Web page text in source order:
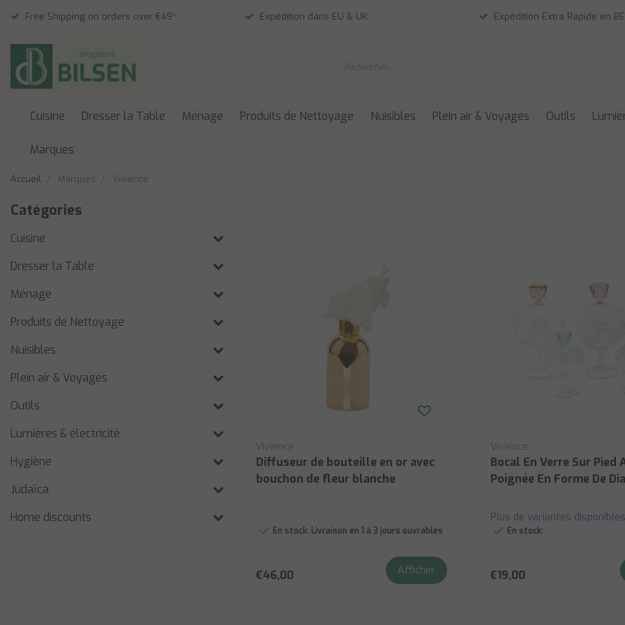
Free Shipping on orders over €49* Expédition dans EU & UK Expédition Extra Rapide en
Cuisine Dresser la Table Ménage Produits de Nettoyage Nuisibles Plein air & Voyages Outils
Marques
Accueil Marques Vivience
Catégories
Cuisine
Dresser la Table
Ménage
Produits de Nettoyage
Nuisibles
Plein air & Voyages
Outils
Lumières & électricité
Hygiène
Judaïca
Home discounts
Vivience
Diffuseur de bouteille en or avec
bouchon de fleur blanche
En stock: Livraison en 1 à 3 jours ouvrables
€46,00 Afficher
Vivience
Bocal En Verre Sur Pied
Poignée En Forme De
Plus de variantes disponibles
En stock:
€19,00